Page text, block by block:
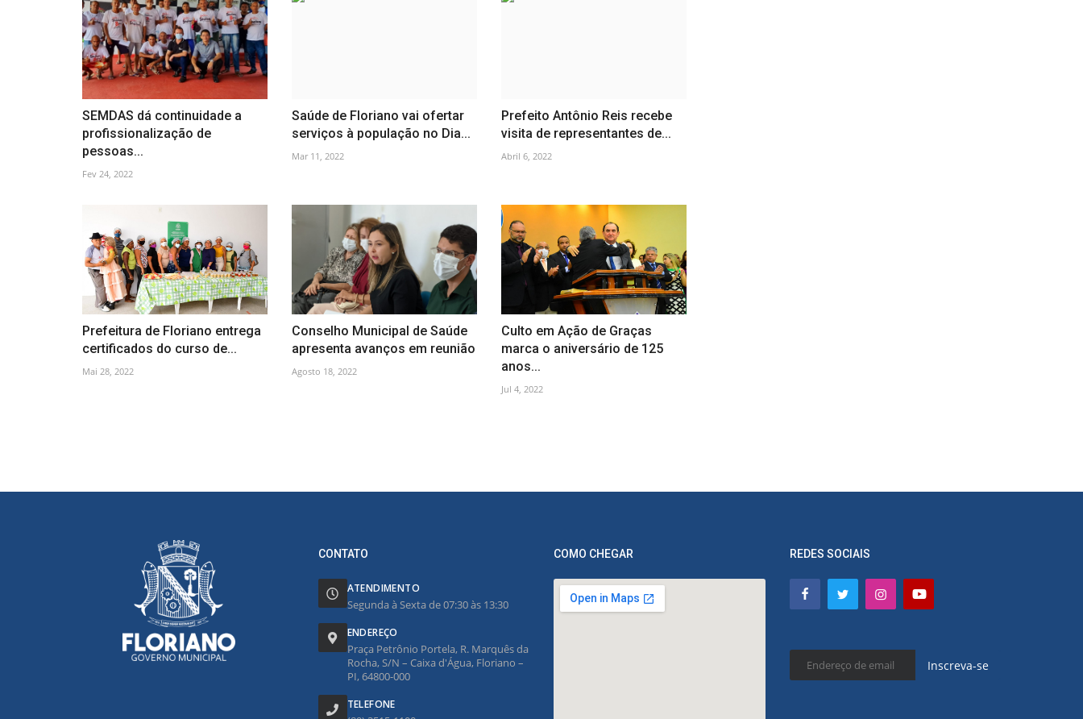
SEMDAS dá continuidade a
profissionalização de
pessoas...
Fev 24, 2022
Saúde de Floriano vai ofertar
serviços à população no Dia...
Mar 11, 2022
Prefeito Antônio Reis recebe
visita de representantes de...
Abril 6, 2022
Prefeitura de Floriano entrega
certificados do curso de...
Mai 28, 2022
Conselho Municipal de Saúde
apresenta avanços em reunião
Agosto 18, 2022
Culto em Ação de Graças
marca o aniversário de 125
anos...
Jul 4, 2022
CONTATO
ATENDIMENTO
Segunda à Sexta de 07:30 às 13:30
ENDEREÇO
Praça Petrônio Portela, R. Marquês da
Rocha, S/N – Caixa d'Água, Floriano –
PI, 64800-000
TELEFONE
COMO CHEGAR REDES SOCIAIS
Inscreva-se